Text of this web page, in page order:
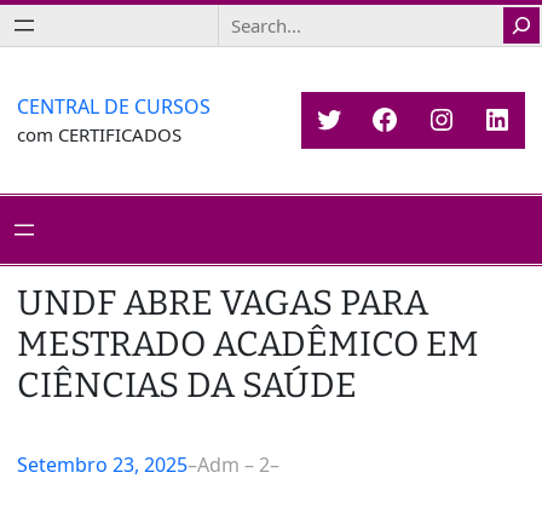
Saltar
para
conteúdo
Search
CENTRAL DE CURSOS
com CERTIFICADOS TwitterFacebook
UNDF ABRE VAGAS PARA
MESTRADO ACADÊMICO EM
CIÊNCIAS DA SAÚDE
Setembro 23, 2025–Adm – 2–